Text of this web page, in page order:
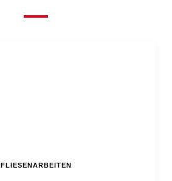
FLIESENARBEITEN